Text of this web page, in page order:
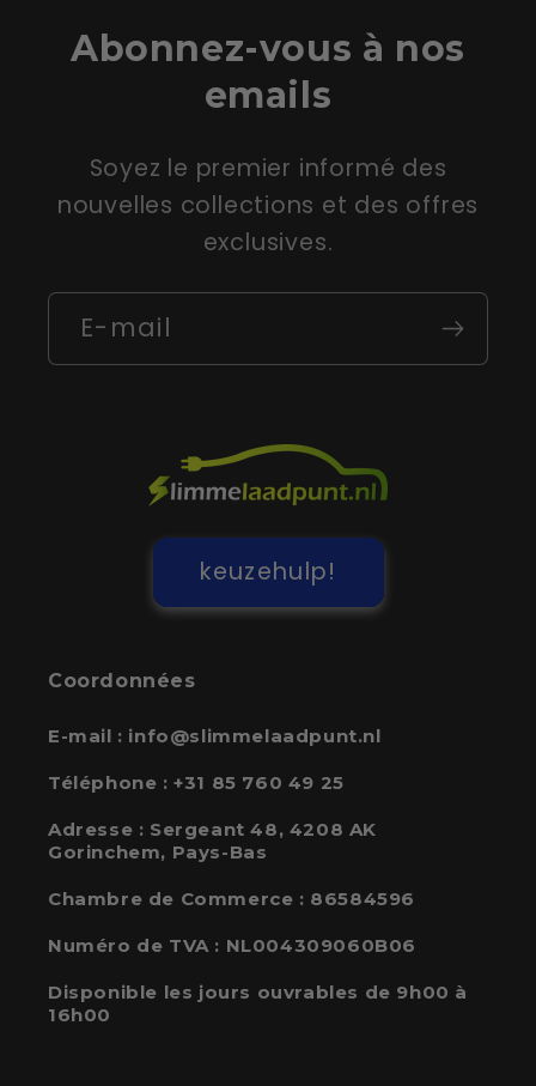
Abonnez-vous à nos
emails
Soyez le premier informé des
nouvelles collections et des offres
exclusives.
E-mail
keuzehulp!
Coordonnées
E-mail : info@slimmelaadpunt.nl
Téléphone : +31 85 760 49 25
Adresse : Sergeant 48, 4208 AK
Gorinchem, Pays-Bas
Chambre de Commerce : 86584596
Numéro de TVA : NL004309060B06
Disponible les jours ouvrables de 9h00 à
16h00